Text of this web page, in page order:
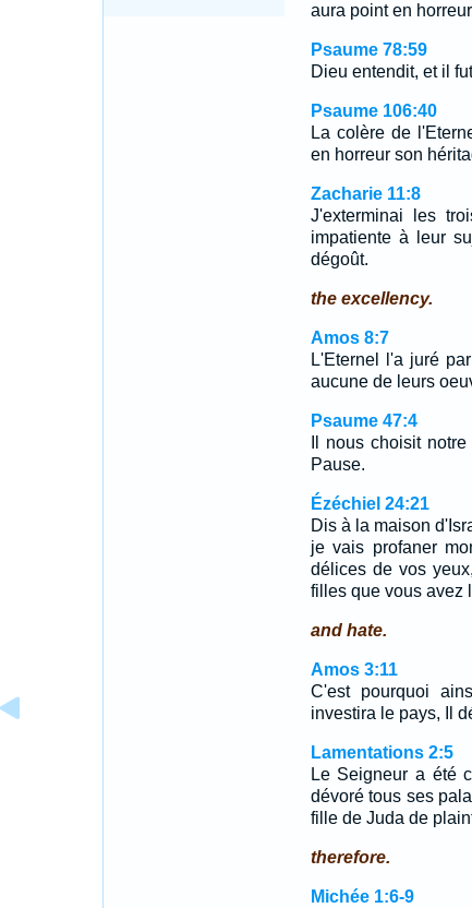
aura point en
Psaume 78:59
Dieu entendit, et il
Psaume 106:40
La colère de
en horreur son
Zacharie 11:8
J'exterminai les
impatiente à leur
dégoût.
the excellency.
Amos 8:7
L'Eternel l'a juré
aucune de leurs
Psaume 47:4
Il nous choisit
Pause.
Ézéchiel 24:21
Dis à la maison
je vais profaner
délices de vos
filles que vous avez
and hate.
Amos 3:11
C'est pourquoi
investira le pays, Il
Lamentations 2:5
Le Seigneur a été
dévoré tous ses
fille de Juda de
therefore.
Michée 1:6-9